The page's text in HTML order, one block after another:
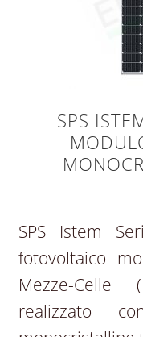
SPS
SPS Istem
fotovoltaico
Mezze-Celle
realizzato